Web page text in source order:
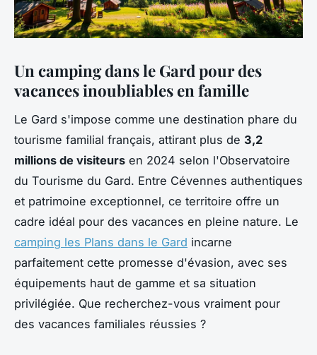
Un camping dans le Gard pour des
vacances inoubliables en famille
Le Gard s'impose comme une destination phare du
tourisme familial français, attirant plus de 3,2
millions de visiteurs en 2024 selon l'Observatoire
du Tourisme du Gard. Entre Cévennes authentiques
et patrimoine exceptionnel, ce territoire offre un
cadre idéal pour des vacances en pleine nature. Le
camping les Plans dans le Gard incarne
parfaitement cette promesse d'évasion, avec ses
équipements haut de gamme et sa situation
privilégiée. Que recherchez-vous vraiment pour
des vacances familiales réussies ?